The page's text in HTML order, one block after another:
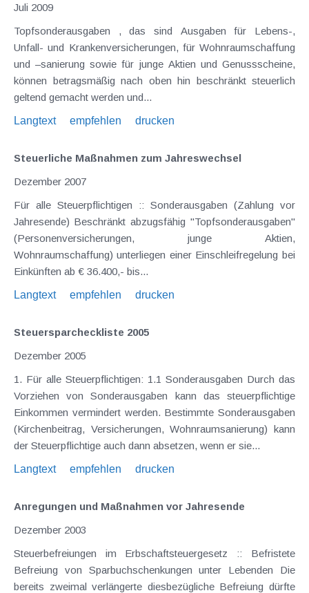
Juli 2009
Topfsonderausgaben , das sind Ausgaben für Lebens-,
Unfall- und Krankenversicherungen, für Wohnraumschaffung
und –sanierung sowie für junge Aktien und Genussscheine,
können betragsmäßig nach oben hin beschränkt steuerlich
geltend gemacht werden und...
Langtext
empfehlen drucken
Steuerliche Maßnahmen zum Jahreswechsel
Dezember 2007
Für alle Steuerpflichtigen :: Sonderausgaben (Zahlung vor
Jahresende) Beschränkt abzugsfähig "Topfsonderausgaben"
(Personenversicherungen, junge Aktien,
Wohnraumschaffung) unterliegen einer Einschleifregelung bei
Einkünften ab € 36.400,- bis...
Langtext
empfehlen drucken
Steuersparcheckliste 2005
Dezember 2005
1. Für alle Steuerpflichtigen: 1.1 Sonderausgaben Durch das
Vorziehen von Sonderausgaben kann das steuerpflichtige
Einkommen vermindert werden. Bestimmte Sonderausgaben
(Kirchenbeitrag, Versicherungen, Wohnraumsanierung) kann
der Steuerpflichtige auch dann absetzen, wenn er sie...
Langtext
empfehlen drucken
Anregungen und Maßnahmen vor Jahresende
Dezember 2003
Steuerbefreiungen im Erbschaftsteuergesetz :: Befristete
Befreiung von Sparbuchschenkungen unter Lebenden Die
bereits zweimal verlängerte diesbezügliche Befreiung dürfte